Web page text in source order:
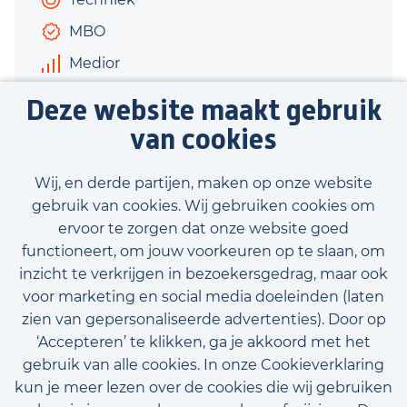
Deze website maakt gebruik
van cookies
Wij, en derde partijen, maken op onze website
gebruik van cookies. Wij gebruiken cookies om
ervoor te zorgen dat onze website goed
functioneert, om jouw voorkeuren op te slaan, om
inzicht te verkrijgen in bezoekersgedrag, maar ook
voor marketing en social media doeleinden (laten
zien van gepersonaliseerde advertenties). Door op
‘Accepteren’ te klikken, ga je akkoord met het
gebruik van alle cookies. In onze Cookieverklaring
kun je meer lezen over de cookies die wij gebruiken
MBO
Medior
€3.500 - €5.500
Bekijk vacature
Bekijk onze beschikbare vacatures